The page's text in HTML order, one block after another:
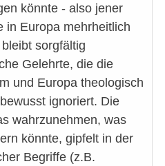
könnte - also jener
in Europa mehrheitlich
sorgfältig
Gelehrte, die die
und Europa theologisch
ignoriert. Die
wahrzunehmen, was
könnte, gipfelt in der
Begriffe (z.B.